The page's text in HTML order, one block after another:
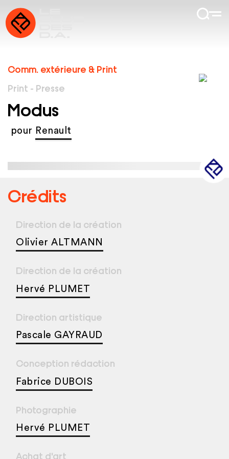
Comm. extérieure & Print
Print - Presse
Modus
pour Renault
Crédits
Direction de la création
Olivier ALTMANN
Direction de la création
Hervé PLUMET
Direction artistique
Pascale GAYRAUD
Conception rédaction
Fabrice DUBOIS
Photographie
Hervé PLUMET
Achat d'art